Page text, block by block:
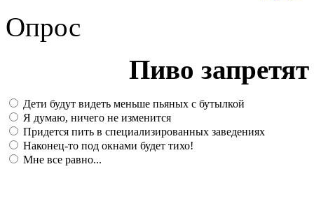
Опрос
Пиво
Дети будут видеть меньше пьяных с бутылкой
Я думаю, ничего не изменится
Придется пить в специализированных заведениях
Наконец-то под окнами будет тихо!
Мне все равно...